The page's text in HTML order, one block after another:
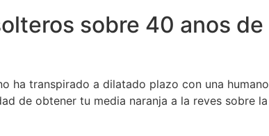
sobre 40 anos de
ha transpirado a dilatado plazo con una humano
de obtener tu media naranja a la reves sobre la